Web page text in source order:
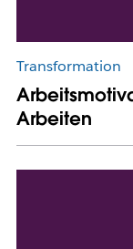
Transformation
Arbeiten